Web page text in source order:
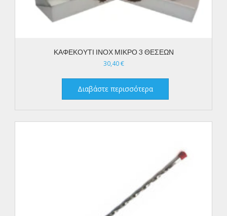
ΚΑΦΕΚΟΥΤΙ ΙΝΟΧ ΜΙΚΡΟ 3 ΘΕΣΕΩΝ
30,40€
Διαβάστε περισσότερα